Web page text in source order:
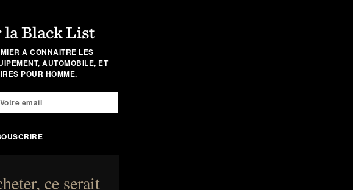
la Black List
A CONNAITRE LES
AUTOMOBILE, ET
POUR HOMME.
ce serait